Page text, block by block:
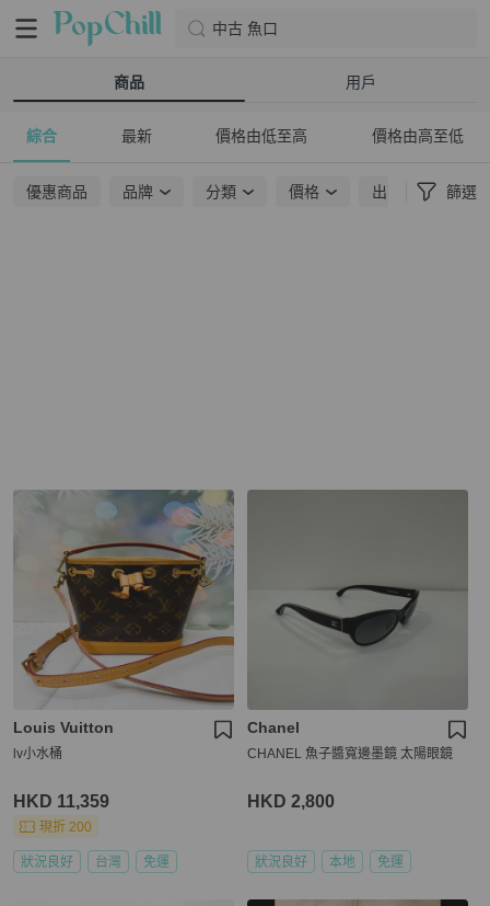
中古 魚口
商品 用戶
綜合 最新 價格由低至高 價格由高至低
優惠商品 品牌 分類 價格 出貨地點 篩選
Louis Vuitton
lv小水桶
HKD 11,359
現折 200
狀況良好 台灣 免運
Chanel
CHANEL 魚子醬寬邊墨鏡 太陽眼鏡
HKD 2,800
狀況良好 本地 免運